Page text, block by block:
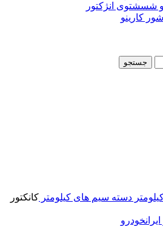
شسشتوی انژکتور
شور کارینو
جستجو
دسته سیم های کیلومتر کانکتور